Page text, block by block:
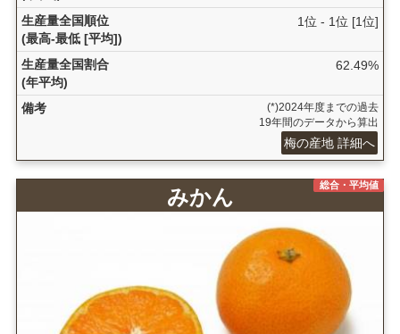
生産量全国順位
(最高-最低 [平均])
1位 - 1位 [1位]
生産量全国割合
(年平均)
62.49%
備考
(*)2024年度までの過去
19年間のデータから算出
梅の産地 詳細へ
総合・平均値
みかん